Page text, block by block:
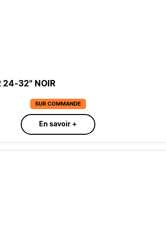
24-32" NOIR
SUR COMMANDE
En savoir +